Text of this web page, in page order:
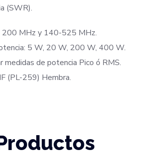
(SWR).
200 MHz y 140-525 MHz.
5 W, 20 W, 200 W, 400 W.
medidas de potencia Pico ó RMS.
(PL-259) Hembra.